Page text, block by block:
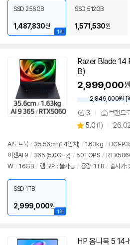
1위
SSD 256GB
1,487,830원
SSD 512GB
1,571,530원
Razer Blade
B)
2,999,000원
2,849,000원 [
상
품
견
3 브랜드
별
점
5.0 (상
리
뷰
1)
AI노트북 / 35.56cm(14인치) / 1.63kg / DCI-
이젠AI 9 / 365 (5.0GHz) / 50TOPS /
W / 16GB / 램 교체: 불가능 / 용량: 1TB / 출시가
1위
SSD 1TB
2,999,000원
HP 옴니북 5